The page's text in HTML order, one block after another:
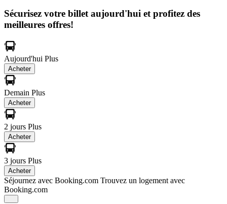
Sécurisez votre billet aujourd'hui et profitez des
meilleures offres!
Aujourd'hui Plus
Acheter
Demain Plus
Acheter
2 jours Plus
Acheter
3 jours Plus
Acheter
Séjournez avec Booking.com Trouvez un logement avec
Booking.com